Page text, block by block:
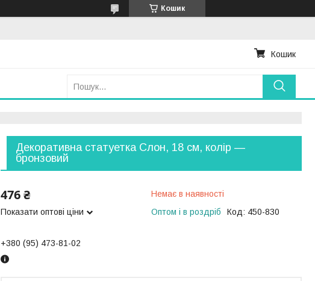
Кошик
Кошик
Декоративна статуетка Слон, 18 см, колір —
бронзовий
476 ₴
Показати оптові ціни
Немає в наявності
Оптом і в роздріб
Код: 450-830
+380 (95) 473-81-02